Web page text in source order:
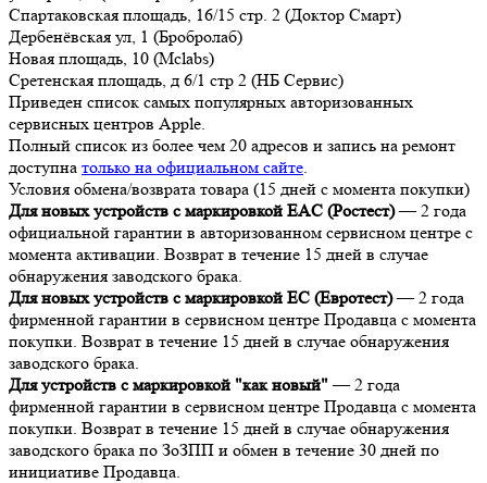
Спартаковская площадь, 16/15 стр. 2 (Доктор Смарт)
Дербенёвская ул, 1 (Бробролаб)
Новая площадь, 10 (Mclabs)
Сретенская площадь, д 6/1 стр 2 (НБ Сервис)
Приведен список самых популярных авторизованных
сервисных центров Apple.
Полный список из более чем 20 адресов и запись на ремонт
доступна только на официальном сайте.
Условия обмена/возврата товара (15 дней с момента покупки)
Для новых устройств с маркировкой EAC (Ростест)— 2 года
официальной гарантии в авторизованном сервисном центре с
момента активации. Возврат в течение 15 дней в случае
обнаружения заводского брака.
Для новых устройств с маркировкой EC (Евротест)— 2 года
фирменной гарантии в сервисном центре Продавца с момента
покупки. Возврат в течение 15 дней в случае обнаружения
заводского брака.
Для устройств с маркировкой "как новый" — 2 года
фирменной гарантии в сервисном центре Продавца с момента
покупки. Возврат в течение 15 дней в случае обнаружения
заводского брака по ЗоЗПП и обмен в течение 30 дней по
инициативе Продавца.